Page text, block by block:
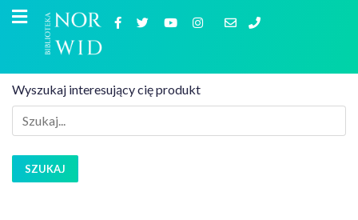
Wyszukaj interesujący cię produkt
SZUKAJ